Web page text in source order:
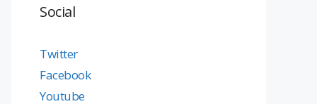
Social
Twitter
Facebook
Youtube